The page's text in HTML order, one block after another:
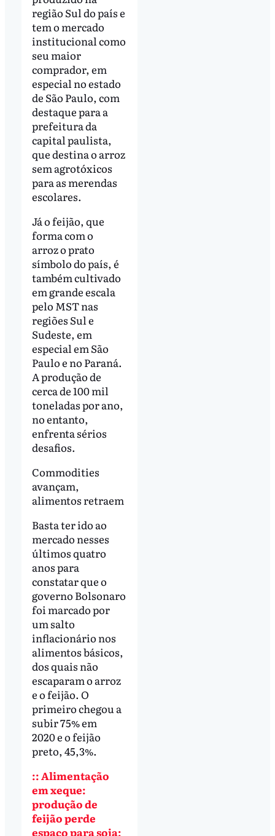
região Sul do país e
tem o mercado
institucional como
seu maior
comprador, em
especial no estado
de São Paulo, com
destaque para a
prefeitura da
capital paulista,
que destina o arroz
sem agrotóxicos
para as merendas
escolares.
Já o feijão, que
forma com o
arroz o prato
símbolo do país, é
também cultivado
em grande escala
pelo MST nas
regiões Sul e
Sudeste, em
especial em São
Paulo e no Paraná.
A produção de
cerca de 100 mil
toneladas por ano,
no entanto,
enfrenta sérios
desafios.
Commodities
avançam,
alimentos retraem
Basta ter ido ao
mercado nesses
últimos quatro
anos para
constatar que o
governo Bolsonaro
foi marcado por
um salto
inflacionário nos
alimentos básicos,
dos quais não
escaparam o arroz
e o feijão. O
primeiro chegou a
subir 75% em
2020 e o feijão
preto, 45,3%.
:: Alimentação
em xeque:
produção de
feijão perde
espaço para soja;